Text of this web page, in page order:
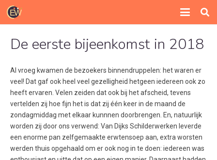
De eerste bijeenkomst in 2018
Al vroeg kwamen de bezoekers binnendruppelen: het waren er
veel! Dat gaf ook heel veel gezelligheid hetgeen iedereen ook zo
heeft ervaren. Velen zeiden dat ook bij het afscheid, tevens
vertelden zij hoe fijn het is dat zij één keer in de maand de
zondagmiddag met elkaar kunnnen doorbrengen. En, natuurlijk
worden zij door ons verwend: Van Dijks Schilderwerken leverde
een enorme pan zelfgemaakte erwtensoep aan, extra worsten
werden thuis opgehaald om er ook nog in te doen: iedereen was